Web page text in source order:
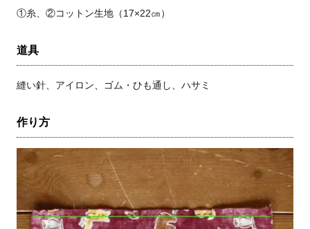
①糸、②コットン生地（17×22㎝）
道具
縫い針、アイロン、ゴム・ひも通し、ハサミ
作り方